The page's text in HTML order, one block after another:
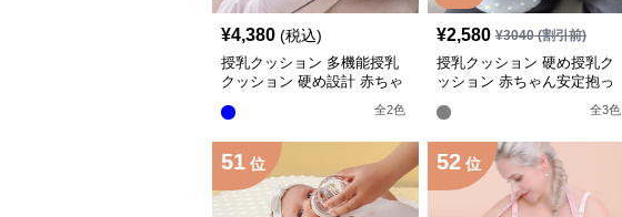
¥4,380 (税込)
授乳クッション 多機能授乳
クッション 硬め設計 赤ちゃ
全2色
¥2,580 ¥3040(割引前)
授乳クッション 硬め授乳ク
ッション 赤ちゃん安定抱っ
全3色
51 位 52 位